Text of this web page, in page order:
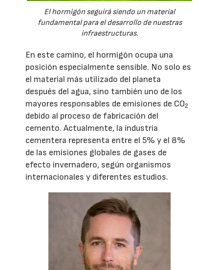
El hormigón seguirá siendo un material
fundamental para el desarrollo de nuestras
infraestructuras.
En este camino, el hormigón ocupa una
posición especialmente sensible. No solo es
el material más utilizado del planeta
después del agua, sino también uno de los
mayores responsables de emisiones de CO2
debido al proceso de fabricación del
cemento. Actualmente, la industria
cementera representa entre el 5% y el 8%
de las emisiones globales de gases de
efecto invernadero, según organismos
internacionales y diferentes estudios.